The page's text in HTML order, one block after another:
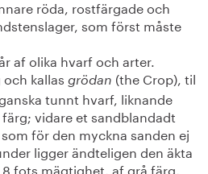
röda, rostfärgade och
som först måste
af olika hvarf och arter.
kallas grödan (the Crop), til
tunnt hvarf, liknande
vidare et sandblandadt
för den myckna sanden ej
ligger ändteligen den äkta
fots mägtighet, af grå färg,